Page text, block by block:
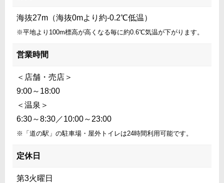
海抜27m（海抜0mより約-0.2℃低温）
※平地より100m標高が高くなる毎に約0.6℃気温が下がります。
営業時間
＜店舗・売店＞
9:00～18:00
＜温泉＞
6:30～8:30／10:00～23:00
※「道の駅」の駐車場・屋外トイレは24時間利用可能です。
定休日
第3火曜日